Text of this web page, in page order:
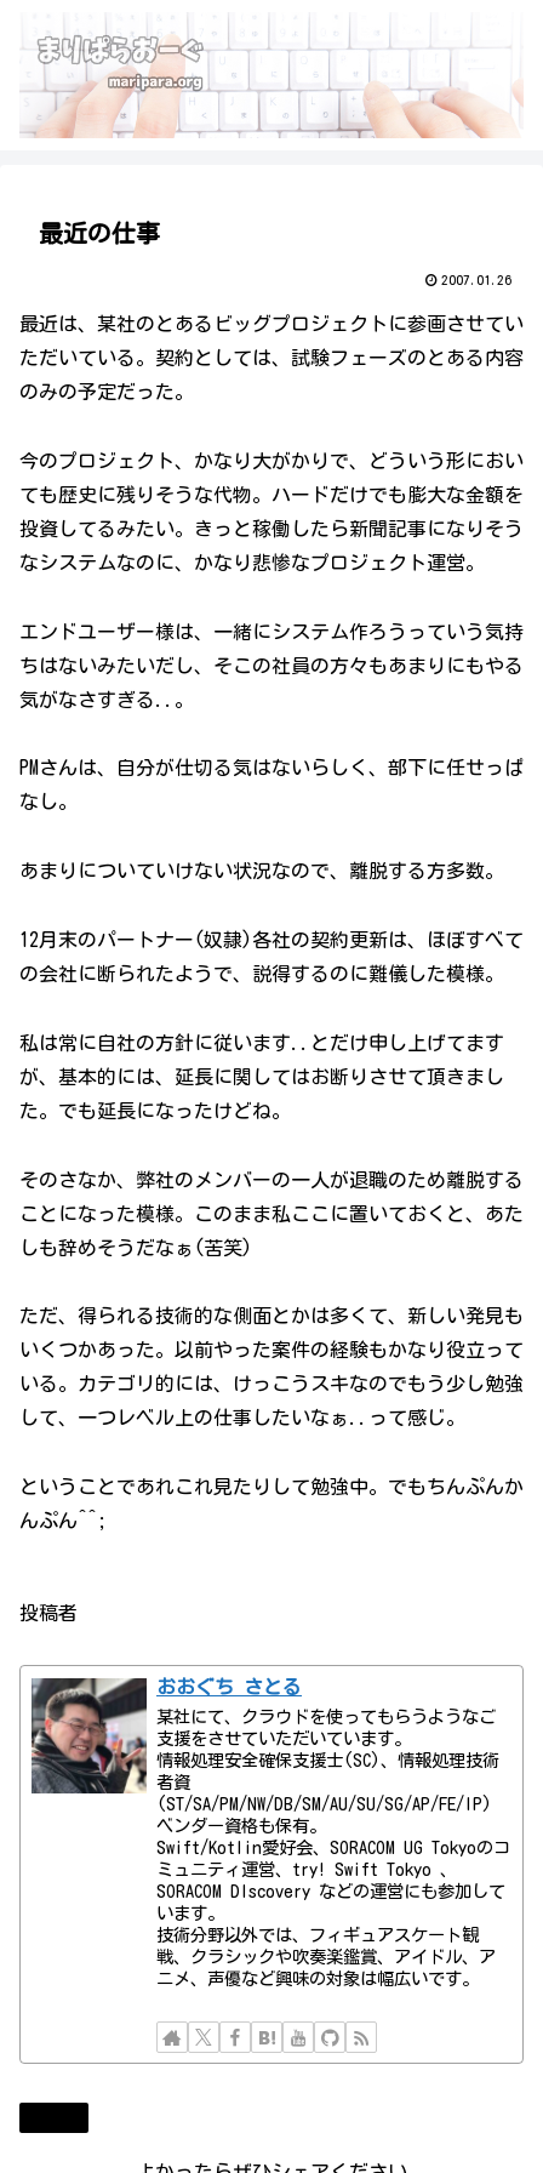
最近の仕事
2007.01.26
最近は、某社のとあるビッグプロジェクトに参画させてい
ただいている。契約としては、試験フェーズのとある内容
のみの予定だった。
今のプロジェクト、かなり大がかりで、どういう形におい
ても歴史に残りそうな代物。ハードだけでも膨大な金額を
投資してるみたい。きっと稼働したら新聞記事になりそう
なシステムなのに、かなり悲惨なプロジェクト運営。
エンドユーザー様は、一緒にシステム作ろうっていう気持
ちはないみたいだし、そこの社員の方々もあまりにもやる
気がなさすぎる..。
PMさんは、自分が仕切る気はないらしく、部下に任せっぱ
なし。
あまりについていけない状況なので、離脱する方多数。
12月末のパートナー(奴隷)各社の契約更新は、ほぼすべて
の会社に断られたようで、説得するのに難儀した模様。
私は常に自社の方針に従います..とだけ申し上げてます
が、基本的には、延長に関してはお断りさせて頂きまし
た。でも延長になったけどね。
そのさなか、弊社のメンバーの一人が退職のため離脱する
ことになった模様。このまま私ここに置いておくと、あた
しも辞めそうだなぁ(苦笑)
ただ、得られる技術的な側面とかは多くて、新しい発見も
いくつかあった。以前やった案件の経験もかなり役立って
いる。カテゴリ的には、けっこうスキなのでもう少し勉強
して、一つレベル上の仕事したいなぁ..って感じ。
ということであれこれ見たりして勉強中。でもちんぷんか
んぷん^^;
投稿者
おおぐち さとる
某社にて、クラウドを使ってもらうようなご
支援をさせていただいています。
情報処理安全確保支援士(SC)、情報処理技術
者資
(ST/SA/PM/NW/DB/SM/AU/SU/SG/AP/FE/IP)
ベンダー資格も保有。
Swift/Kotlin愛好会、SORACOM UG Tokyoのコ
ミュニティ運営、try! Swift Tokyo 、
SORACOM DIscovery などの運営にも参加して
います。
技術分野以外では、フィギュアスケート観
戦、クラシックや吹奏楽鑑賞、アイドル、ア
ニメ、声優など興味の対象は幅広いです。